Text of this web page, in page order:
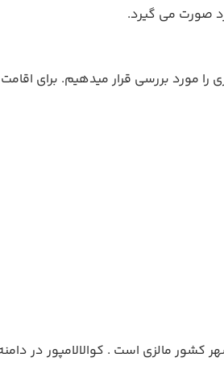
صورت می گیرد.
مورد بررسی قرار میدهیم. برای
مالزی است . کوالالامپور در